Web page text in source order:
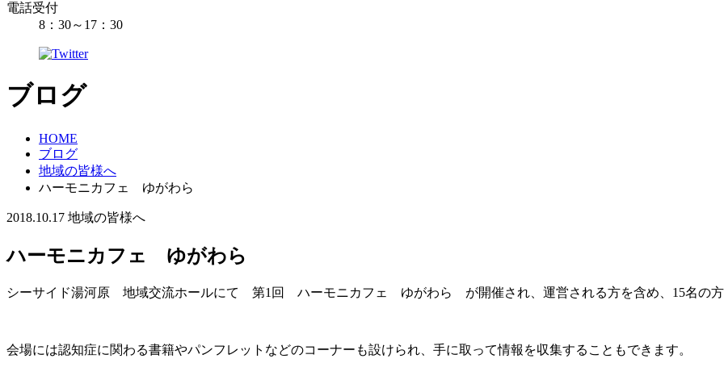
電話受付
8：30～17：30
ブログ
HOME
ブログ
地域の皆様へ
ハーモニカフェ ゆがわら
2018.10.17 地域の皆様へ
ハーモニカフェ ゆがわら
シーサイド湯河原 地域交流ホールにて 第1回 ハーモニカフェ ゆがわら が開催され、運営される方を含め、15名の方
会場には認知症に関わる書籍やパンフレットなどのコーナーも設けられ、手に取って情報を収集することもできます。